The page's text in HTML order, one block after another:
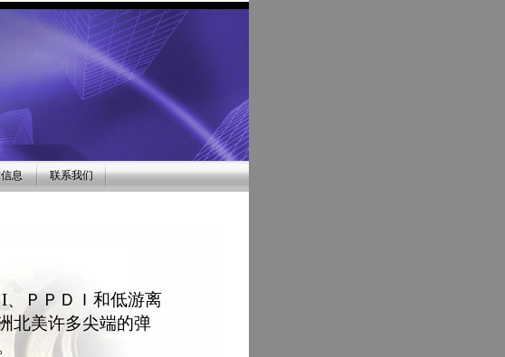
息 联系我们
ＰＰＤＩ和低游离
北美许多尖端的弹